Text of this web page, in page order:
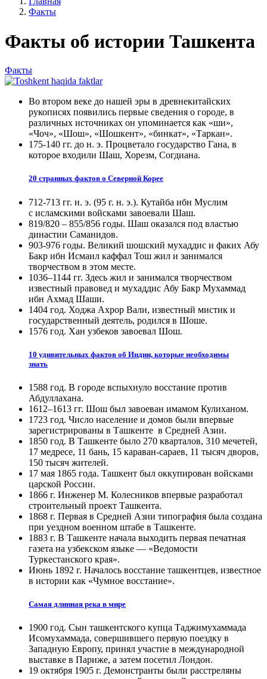
Факты
Факты об истории Ташкента
Факты
Во втором веке до нашей эры в древнекитайских
рукописях появились первые сведения о городе, в
различных источниках он упоминается как «ши»,
«Чоч», «Шош», «Шошкент», «бинкат», «Таркан».
175-140 гг. до н. э. Процветало государство Гана, в
которое входили Шаш, Хорезм, Согдиана.
20 странных фактов о Северной Корее
712-713 гг. н. э. (95 г. н. э.). Кутайба ибн Муслим
с исламскими войсками завоевали Шаш.
819/820 – 855/856 годы. Шаш оказался под властью
династии Саманидов.
903-976 годы. Великий шошский мухаддис и факих Абу
Бакр ибн Исмаил каффал Тош жил и занимался
творчеством в этом месте.
1036–1144 гг. Здесь жил и занимался творчеством
известный правовед и мухаддис Абу Бакр Мухаммад
ибн Ахмад Шаши.
1404 год. Ходжа Ахрор Вали, известный мистик и
государственный деятель, родился в Шоше.
1576 год. Хан узбеков завоевал Шош.
10 удивительных фактов об Индии, которые необходимы
знать
1588 год. В городе вспыхнуло восстание против
Абдуллахана.
1612–1613 гг. Шош был завоеван имамом Кулиханом.
1723 год. Число население и домов были впервые
зарегистрированы в Ташкенте в Средней Азии.
1850 год. В Ташкенте было 270 кварталов, 310 мечетей,
17 медресе, 11 бань, 15 караван-сараев, 11 тысяч дворов,
150 тысяч жителей.
17 мая 1865 года. Ташкент был оккупирован войсками
царской России.
1866 г. Инженер М. Колесников впервые разработал
строительный проект Ташкента.
1868 г. Первая в Средней Азии типография была создана
при уездном военном штабе в Ташкенте.
1883 г. В Ташкенте начала выходить первая печатная
газета на узбекском языке — «Ведомости
Туркестанского края».
Июнь 1892 г. Началось восстание ташкентцев, известное
в истории как «Чумное восстание».
Самая длинная река в мире
1900 год. Сын ташкентского купца Таджимухаммада
Исомухаммада, совершившего первую поездку в
Западную Европу, принял участие в международной
выставке в Париже, а затем посетил Лондон.
19 октября 1905 г. Демонстранты были расстреляны